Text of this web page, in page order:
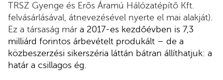
TRSZ Gyenge és Erős Áramú Hálózatépítő Kft.
felvásárlásával, átnevezésével nyerte el mai alakját).
Ez a társaság már a 2017-es kezdőévben is 7,3
milliárd forintos árbevételt produkált – de a
közbeszerzési sikerszéria láttán bátran állíthatjuk: a
határ a csillagos ég.